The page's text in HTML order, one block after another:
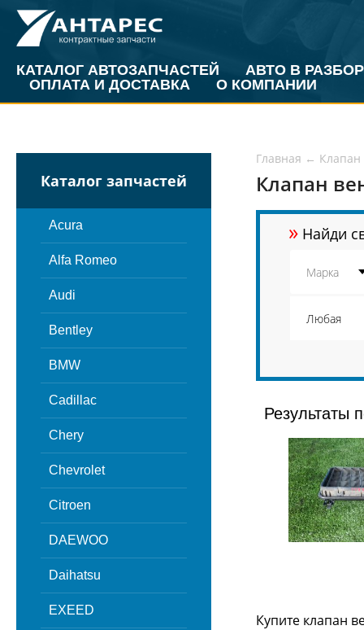
КАТАЛОГ АВТОЗАПЧАСТЕЙ
АВТО В РАЗБОР
ОПЛАТА И ДОСТАВКА
О КОМПАНИИ
Каталог запчастей
Acura
Alfa Romeo
Audi
Bentley
BMW
Cadillac
Chery
Chevrolet
Citroen
DAEWOO
Daihatsu
EXEED
Главная ←
Клапан
» Найди
Результаты
Купите клапан